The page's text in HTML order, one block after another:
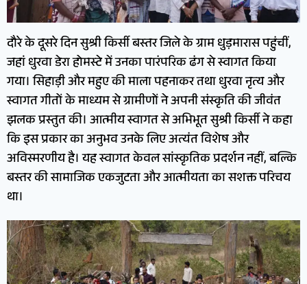
दौरे के दूसरे दिन सुश्री किर्सी बस्तर जिले के ग्राम धुड़मारास पहुंचीं,
जहां धुरवा डेरा होमस्टे में उनका पारंपरिक ढंग से स्वागत किया
गया। सिहाड़ी और महुए की माला पहनाकर तथा धुरवा नृत्य और
स्वागत गीतों के माध्यम से ग्रामीणों ने अपनी संस्कृति की जीवंत
झलक प्रस्तुत की। आत्मीय स्वागत से अभिभूत सुश्री किर्सी ने कहा
कि इस प्रकार का अनुभव उनके लिए अत्यंत विशेष और
अविस्मरणीय है। यह स्वागत केवल सांस्कृतिक प्रदर्शन नहीं, बल्कि
बस्तर की सामाजिक एकजुटता और आत्मीयता का सशक्त परिचय
था।